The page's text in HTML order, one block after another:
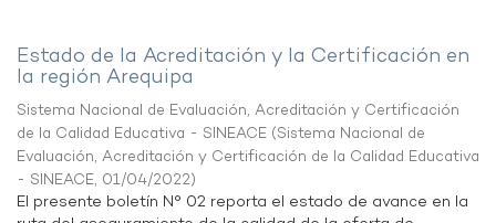
Estado de la Acreditación y la Certificación en
la región Arequipa
Sistema Nacional de Evaluación, Acreditación y Certificación
de la Calidad Educativa - SINEACE (Sistema Nacional de
Evaluación, Acreditación y Certificación de la Calidad Educativa
- SINEACE, 01/04/2022)
El presente boletín N° 02 reporta el estado de avance en la